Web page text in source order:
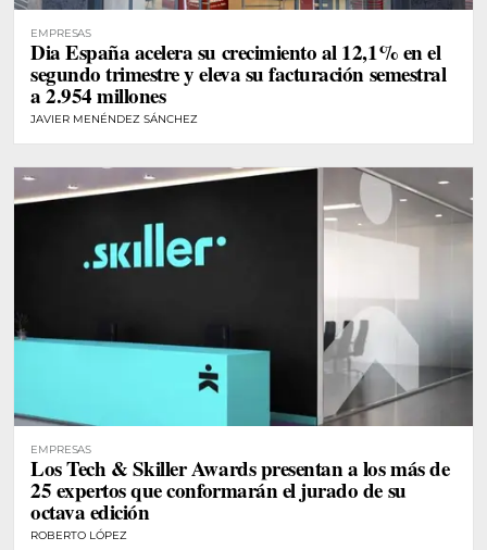
EMPRESAS
Dia España acelera su crecimiento al 12,1% en el
segundo trimestre y eleva su facturación semestral
a 2.954 millones
JAVIER MENÉNDEZ SÁNCHEZ
EMPRESAS
Los Tech & Skiller Awards presentan a los más de
25 expertos que conformarán el jurado de su
octava edición
ROBERTO LÓPEZ